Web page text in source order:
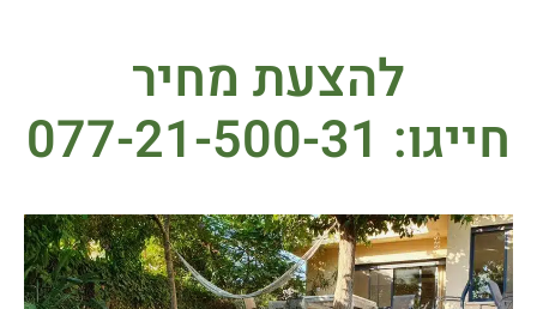
להצעת מחיר
חייגו: 077-21-500-31